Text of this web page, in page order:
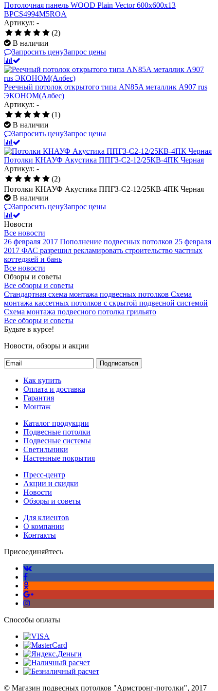
Потолочная панель WOOD Plain Vector 600x600x13
BPCS4994M5ROA
Артикул: -
(2)
В наличии
Запросить ценуЗапрос цены
Реечный потолок открытого типа AN85A металлик А907 rus
ЭКОНОМ(Албес)
Артикул: -
(1)
В наличии
Запросить ценуЗапрос цены
Потолки КНАУФ Акустика ППГЗ-С2-12/25КВ-4ПК Черная
Артикул: -
(2)
Потолки КНАУФ Акустика ППГЗ-С2-12/25КВ-4ПК Черная
В наличии
Запросить ценуЗапрос цены
Новости
Все новости
26 февраля 2017 Пополнение подвесных потолков 25 февраля
2017 ФАС разрешил рекламировать строительство частных
коттеджей и бань
Все новости
Обзоры и советы
Все обзоры и советы
Стандартная схема монтажа подвесных потолков Схема
монтажа кассетных потолков с скрытой подвесной системой
Схема монтажа подвесного потолка грильято
Все обзоры и советы
Будьте в курсе!
Новости, обзоры и акции
Подписаться
Как купить
Оплата и доставка
Гарантия
Монтаж
Каталог продукции
Подвесные потолки
Подвесные системы
Светильники
Настенные покрытия
Пресс-центр
Акции и скидки
Новости
Обзоры и советы
Для клиентов
О компании
Контакты
Присоединяйтесь
Способы оплаты
© Магазин подвесных потолков "Армстронг-потолки", 2017